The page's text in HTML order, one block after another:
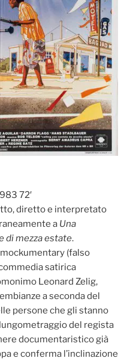
72′
diretto e interpretato
a Una
di mezza estate.
(falso
satirica
Leonard Zelig,
a seconda del
persone che gli stanno
del regista
documentaristico già
e conferma l’inclinazione